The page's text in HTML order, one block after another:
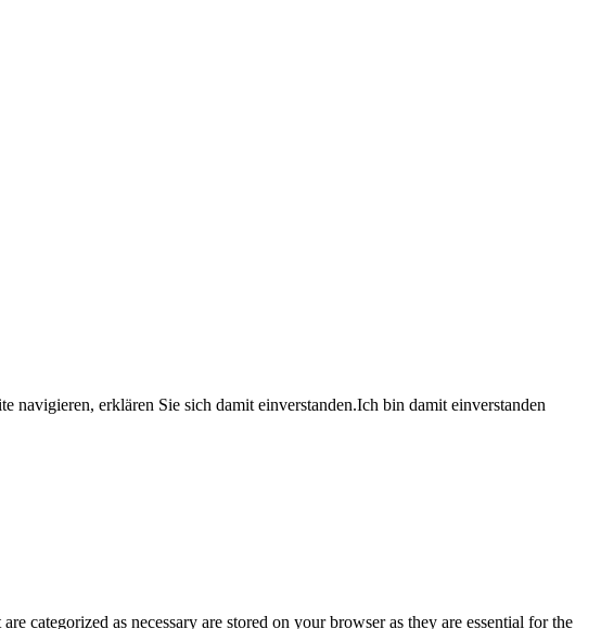
navigieren, erklären Sie sich damit einverstanden.Ich bin damit einverstanden
categorized as necessary are stored on your browser as they are essential for the